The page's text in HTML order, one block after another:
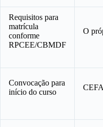
Requisitos para
matrícula
conforme
RPCEE/CBMDF
O
Convocação para
início do curso